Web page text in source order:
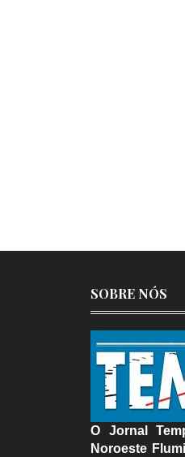
SOBRE NÓS
O Jornal
Noroeste